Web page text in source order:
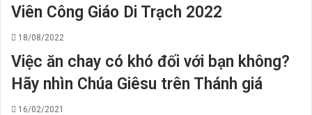
Viên Công Giáo Di Trạch 2022
18/08/2022
Việc ăn chay có khó đối với bạn không?
Hãy nhìn Chúa Giêsu trên Thánh giá
16/02/2021